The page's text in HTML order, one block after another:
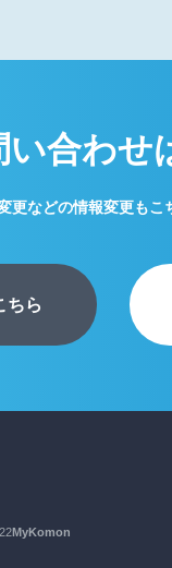
い合わせ
更などの情報変更もこ
ちら
MyKomon